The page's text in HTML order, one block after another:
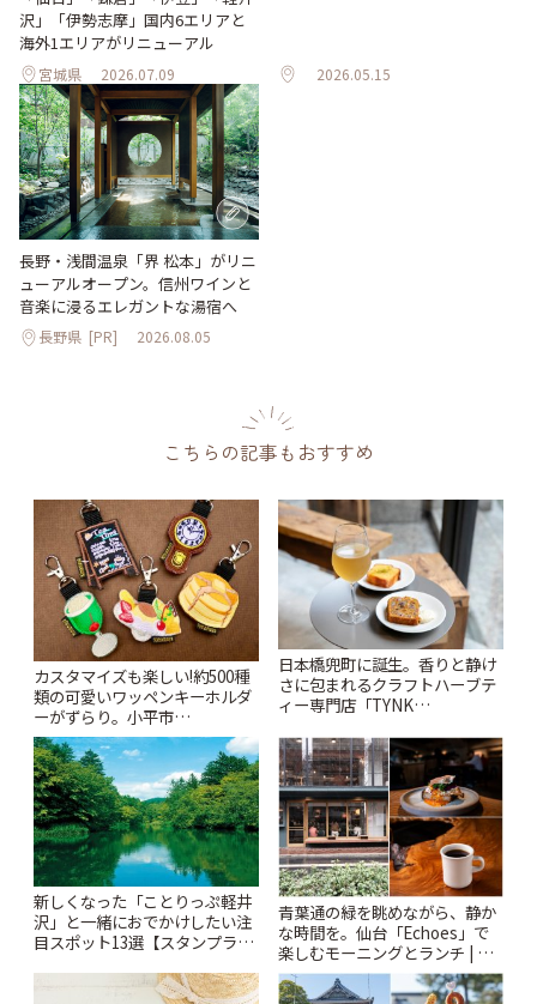
沢」「伊勢志摩」国内6エリアと
海外1エリアがリニューアル
宮城県 2026.07.09 2026.05.15
長野・浅間温泉「界 松本」がリニ
ューアルオープン。信州ワインと
音楽に浸るエレガントな湯宿へ
長野県 [PR] 2026.08.05
こちらの記事もおすすめ
カスタマイズも楽しい!約500種
類の可愛いワッペンキーホルダ
ーがずらり。小平市
「Kimamaya T&K」 | ことりっ
ぷ
日本橋兜町に誕生。香りと静け
さに包まれるクラフトハーブテ
ィー専門店「TYNK
新しくなった「ことりっぷ軽井
沢」と一緒におでかけしたい注
目スポット13選【スタンプラリ
青葉通の緑を眺めながら、静か
な時間を。仙台「Echoes」で
楽しむモーニングとランチ | こ
とりっぷ